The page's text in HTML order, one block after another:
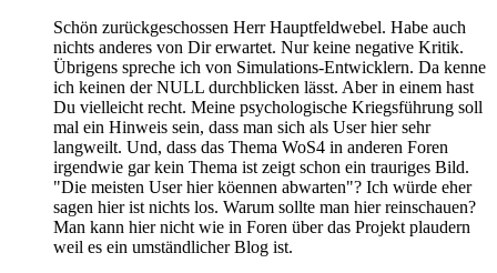
Schön zurückgeschossen Herr Hauptfeldwebel. Habe auch
nichts anderes von Dir erwartet. Nur keine negative Kritik.
Übrigens spreche ich von Simulations-Entwicklern. Da kenne
ich keinen der NULL durchblicken lässt. Aber in einem hast
Du vielleicht recht. Meine psychologische Kriegsführung soll
mal ein Hinweis sein, dass man sich als User hier sehr
langweilt. Und, dass das Thema WoS4 in anderen Foren
irgendwie gar kein Thema ist zeigt schon ein trauriges Bild.
"Die meisten User hier köennen abwarten"? Ich würde eher
sagen hier ist nichts los. Warum sollte man hier reinschauen?
Man kann hier nicht wie in Foren über das Projekt plaudern
weil es ein umständlicher Blog ist.